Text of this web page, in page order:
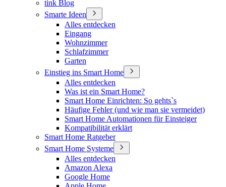
tink Blog
Smarte Ideen
Alles entdecken
Eingang
Wohnzimmer
Schlafzimmer
Garten
Einstieg ins Smart Home
Alles entdecken
Was ist ein Smart Home?
Smart Home Einrichten: So gehts`s
Häufige Fehler (und wie man sie vermeidet)
Smart Home Automationen für Einsteiger
Kompatibilität erklärt
Smart Home Ratgeber
Smart Home Systeme
Alles entdecken
Amazon Alexa
Google Home